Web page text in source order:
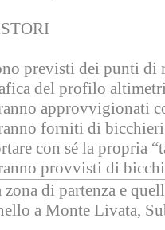
previsti dei punti di
del profilo
approvvigionati
forniti di
con sé la propria
provvisti di
zona di partenza e
a Monte Livata,